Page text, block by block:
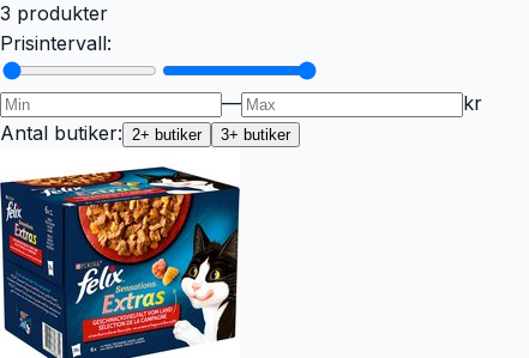
3 produkter
Prisintervall:
—
kr
Antal butiker: 2+ butiker 3+ butiker